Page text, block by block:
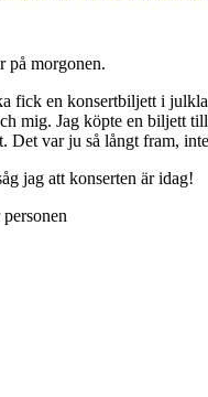
på morgonen.
fick en konsertbiljett i
mig. Jag köpte en biljett
Det var ju så långt fram,
jag att konserten är idag!